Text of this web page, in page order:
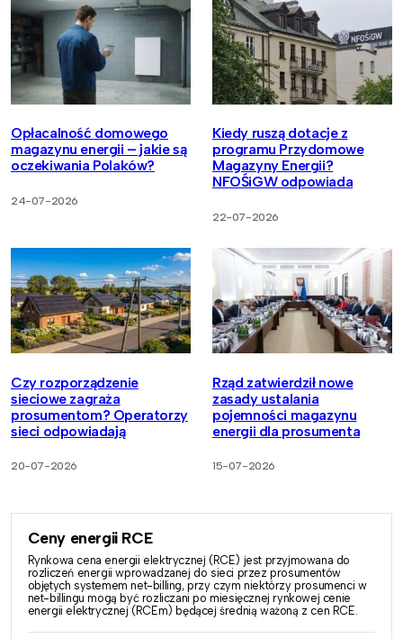
Opłacalność domowego
magazynu energii – jakie są
oczekiwania Polaków?
24-07-2026
Kiedy ruszą dotacje z
programu Przydomowe
Magazyny Energii?
NFOŚiGW odpowiada
22-07-2026
Czy rozporządzenie
sieciowe zagraża
prosumentom? Operatorzy
sieci odpowiadają
20-07-2026
Rząd zatwierdził nowe
zasady ustalania
pojemności magazynu
energii dla prosumenta
15-07-2026
Ceny energii RCE
Rynkowa cena energii elektrycznej (RCE) jest przyjmowana do
rozliczeń energii wprowadzanej do sieci przez prosumentów
objętych systemem net-billing, przy czym niektórzy prosumenci w
net-billingu mogą być rozliczani po miesięcznej rynkowej cenie
energii elektrycznej (RCEm) będącej średnią ważoną z cen RCE.